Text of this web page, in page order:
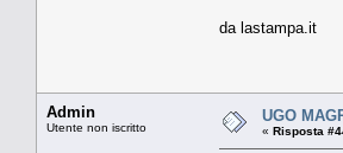
da lastampa.it
Admin
Utente non iscritto
UGO
« Risposta